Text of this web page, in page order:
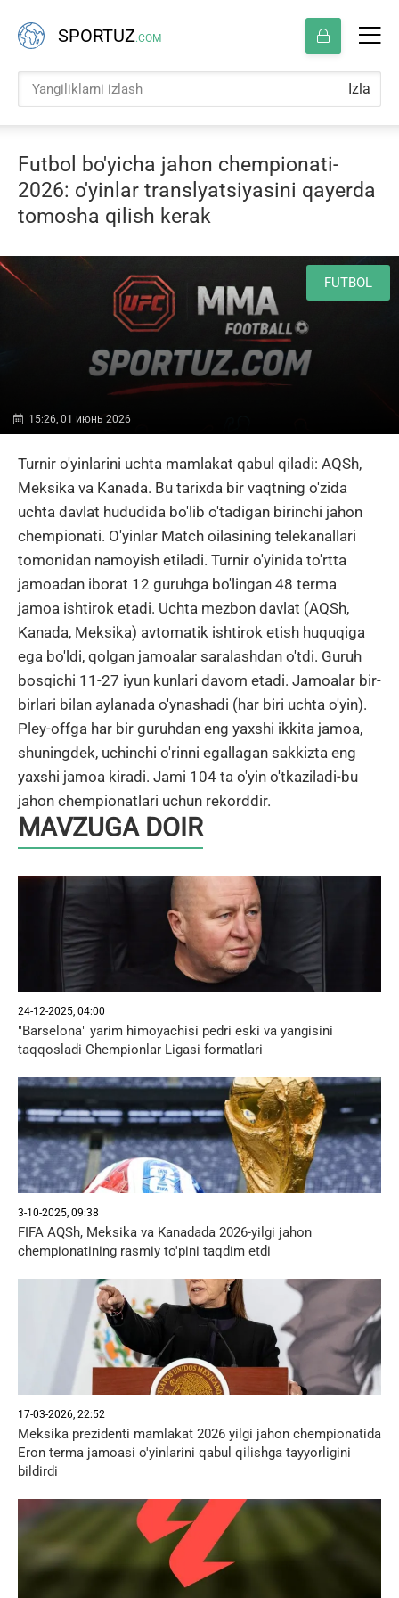
SPORTUZ.COM
Izla
Futbol bo'yicha jahon chempionati-
2026: o'yinlar translyatsiyasini qayerda
tomosha qilish kerak
FUTBOL
15:26, 01 июнь 2026
Turnir o'yinlarini uchta mamlakat qabul qiladi: AQSh,
Meksika va Kanada. Bu tarixda bir vaqtning o'zida
uchta davlat hududida bo'lib o'tadigan birinchi jahon
chempionati. O'yinlar Match oilasining telekanallari
tomonidan namoyish etiladi. Turnir o'yinida to'rtta
jamoadan iborat 12 guruhga bo'lingan 48 terma
jamoa ishtirok etadi. Uchta mezbon davlat (AQSh,
Kanada, Meksika) avtomatik ishtirok etish huquqiga
ega bo'ldi, qolgan jamoalar saralashdan o'tdi. Guruh
bosqichi 11-27 iyun kunlari davom etadi. Jamoalar bir-
birlari bilan aylanada o'ynashadi (har biri uchta o'yin).
Pley-offga har bir guruhdan eng yaxshi ikkita jamoa,
shuningdek, uchinchi o'rinni egallagan sakkizta eng
yaxshi jamoa kiradi. Jami 104 ta o'yin o'tkaziladi-bu
jahon chempionatlari uchun rekorddir.
MAVZUGA DOIR
24-12-2025, 04:00
"Barselona" yarim himoyachisi pedri eski va yangisini
taqqosladi Chempionlar Ligasi formatlari
3-10-2025, 09:38
FIFA AQSh, Meksika va Kanadada 2026-yilgi jahon
chempionatining rasmiy to'pini taqdim etdi
17-03-2026, 22:52
Meksika prezidenti mamlakat 2026 yilgi jahon chempionatida
Eron terma jamoasi o'yinlarini qabul qilishga tayyorligini
bildirdi